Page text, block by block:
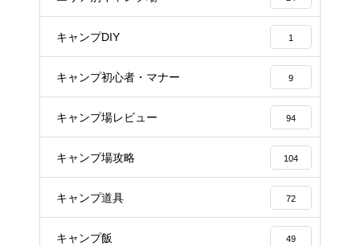
キャンプDIY 1
キャンプ初心者・マナー 9
キャンプ場レビュー 94
キャンプ場攻略 104
キャンプ道具 72
キャンプ飯 49